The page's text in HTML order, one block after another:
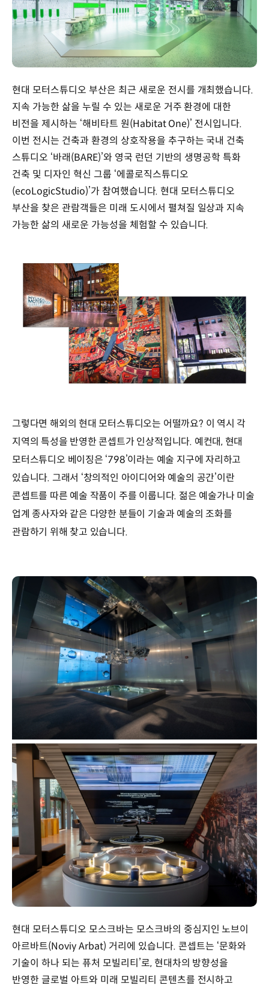
현대 모터스튜디오 부산은 최근 새로운 전시를 개최했습니다.
지속 가능한 삶을 누릴 수 있는 새로운 거주 환경에 대한
비전을 제시하는 ‘해비타트 원(Habitat One)’ 전시입니다.
이번 전시는 건축과 환경의 상호작용을 추구하는 국내 건축
스튜디오 ‘바래(BARE)’와 영국 런던 기반의 생명공학 특화
건축 및 디자인 혁신 그룹 ‘에콜로직스튜디오
(ecoLogicStudio)’가 참여했습니다. 현대 모터스튜디오
부산을 찾은 관람객들은 미래 도시에서 펼쳐질 일상과 지속
가능한 삶의 새로운 가능성을 체험할 수 있습니다.
그렇다면 해외의 현대 모터스튜디오는 어떨까요? 이 역시 각
지역의 특성을 반영한 콘셉트가 인상적입니다. 예컨대, 현대
모터스튜디오 베이징은 ‘798’이라는 예술 지구에 자리하고
있습니다. 그래서 ‘창의적인 아이디어와 예술의 공간’이란
콘셉트를 따른 예술 작품이 주를 이룹니다. 젊은 예술가나 미술
업계 종사자와 같은 다양한 분들이 기술과 예술의 조화를
관람하기 위해 찾고 있습니다.
현대 모터스튜디오 모스크바는 모스크바의 중심지인 노브이
아르바트(Noviy Arbat) 거리에 있습니다. 콘셉트는 ‘문화와
기술이 하나 되는 퓨처 모빌리티’로, 현대차의 방향성을
반영한 글로벌 아트와 미래 모빌리티 콘텐츠를 전시하고